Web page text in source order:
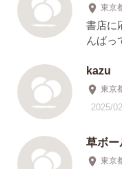
東京
書店に
んばっ
kazu
東京
2025/
草ボ
東京